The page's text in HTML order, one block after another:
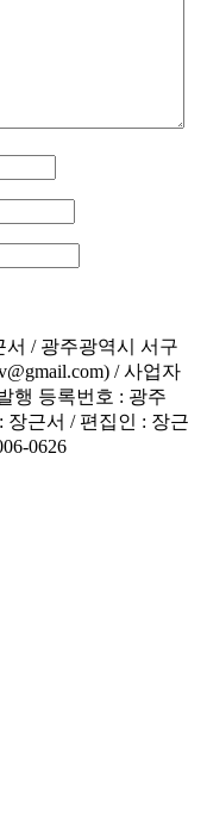
/ 광주광역시 서구
/ 사업자
행 등록번호 : 광주
장근서 / 편집인 : 장근
0626